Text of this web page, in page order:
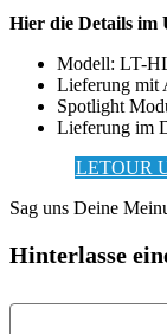
Hier die Details im
Modell: ‎LT-
Lieferung mit
Spotlight
Lieferung im
LETOUR
Sag uns Deine
Hinterlasse